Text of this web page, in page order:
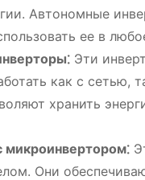
Автономные
ее в
Эти
как с сетью,
хранить
микроинвертором⁚
Они